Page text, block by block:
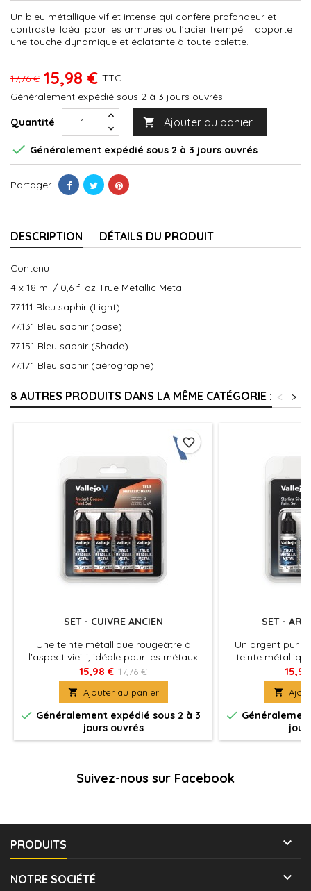
Un bleu métallique vif et intense qui confère profondeur et
contraste. Idéal pour les armures ou l'acier trempé. Il apporte
une touche dynamique et éclatante à toute palette.
17,76 € 15,98 € TTC
Généralement expédié sous 2 à 3 jours ouvrés
Quantité  Ajouter au panier
 Généralement expédié sous 2 à 3 jours ouvrés
Partager
DESCRIPTION DÉTAILS DU PRODUIT
Contenu :
4 x 18 ml / 0,6 fl oz True Metallic Metal
77.111 Bleu saphir (Light)
77.131 Bleu saphir (base)
77.151 Bleu saphir (Shade)
77.171 Bleu saphir (aérographe)
8 AUTRES PRODUITS DANS LA MÊME CATÉGORIE : >
<
SET - CUIVRE ANCIEN
Une teinte métallique rougeâtre à
l'aspect vieilli, idéale pour les métaux
usés, les reliques ou en complément de
l'or.
15,98 € 17,76 €
 Ajouter au panier
 Généralement expédié sous 2 à 3
jours ouvrés
favorite_border
SET -
Un argent pur
teinte
usages. Idéal
armes, les
pour 

Suivez-nous sur Facebook
PRODUITS 
NOTRE SOCIÉTÉ 